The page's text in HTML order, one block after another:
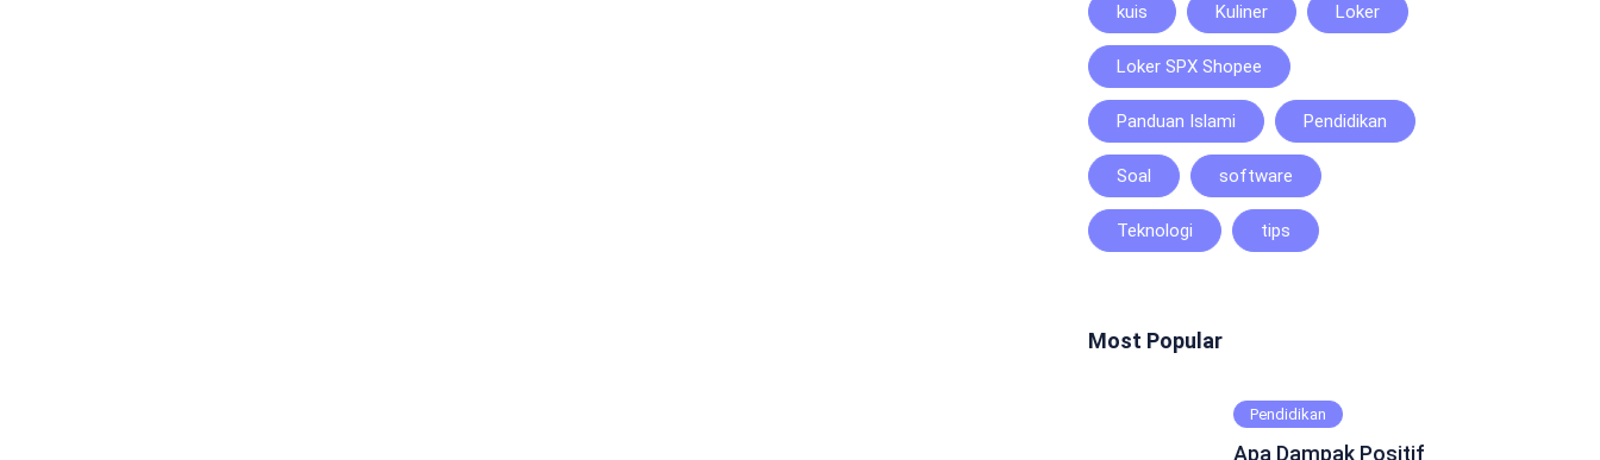
kuis Kuliner Loker
Loker SPX Shopee
Panduan Islami Pendidikan
Soal software
Teknologi tips
Most Popular
Pendidikan
Apa Dampak Positif